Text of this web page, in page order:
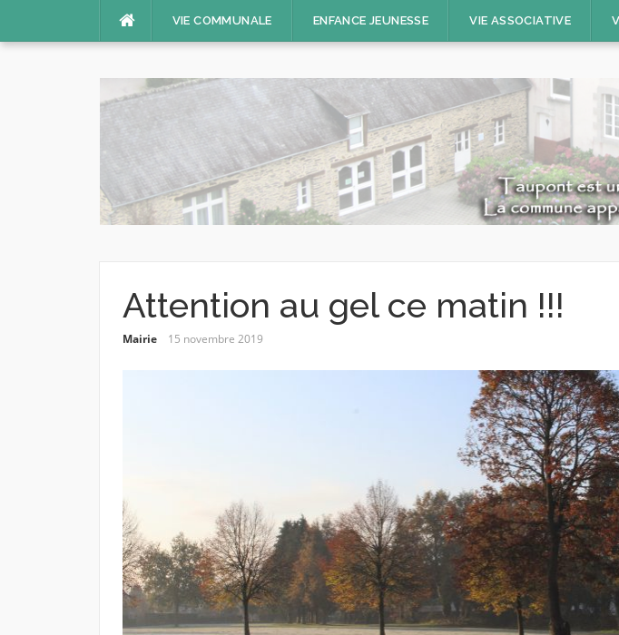
VIE COMMUNALE ENFANCE JEUNESSE VIE ASSOCIATIVE
Attention au gel ce matin !!!
Mairie 15 novembre 2019